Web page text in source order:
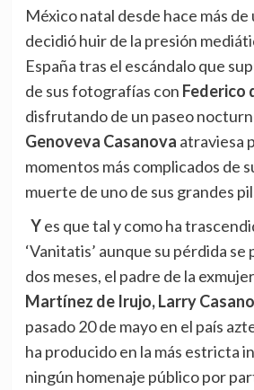
México natal desde hace más de
decidió huir de la presión
España tras el escándalo que
de sus fotografías con Federico
disfrutando de un paseo
Genoveva Casanova atraviesa
momentos más complicados de
muerte de uno de sus grandes
Y es que tal y como ha trascendido ahora gracias a
‘Vanitatis’ aunque su pérdida se
dos meses, el padre de la
Martínez de Irujo, Larry
pasado 20 de mayo en el país
ha producido en la más estricta
ningún homenaje público por